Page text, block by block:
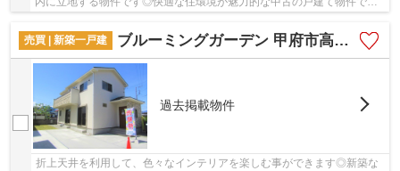
売買 | 新築一戸建
ブルーミングガーデン 甲府市高畑2丁目
過去掲載物件
折上天井を利用して、色々なインテリアを楽しむ事ができます◎新築な